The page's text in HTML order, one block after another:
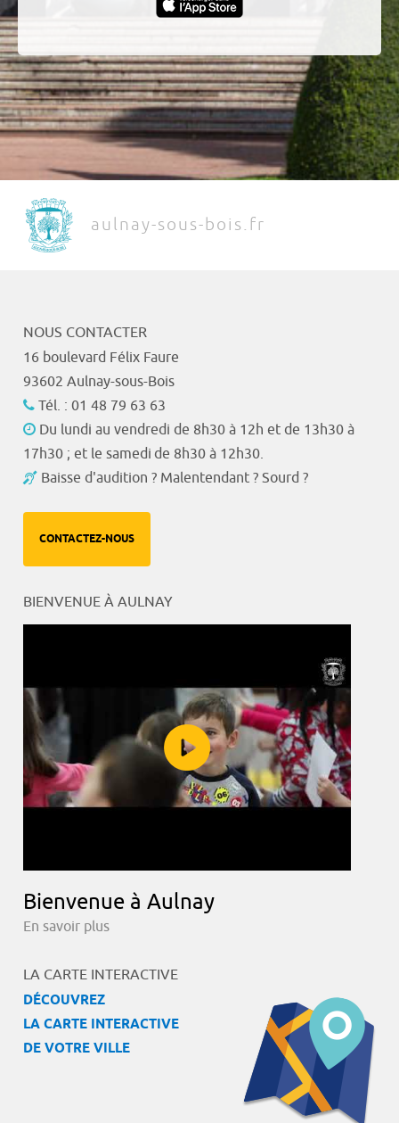
aulnay-sous-bois.fr
NOUS CONTACTER
16 boulevard Félix Faure
93602 Aulnay-sous-Bois
Tél. : 01 48 79 63 63
Du lundi au vendredi de 8h30 à 12h et de 13h30 à
17h30 ; et le samedi de 8h30 à 12h30.
Baisse d'audition ? Malentendant ? Sourd ?
CONTACTEZ-NOUS
BIENVENUE À AULNAY
Bienvenue à Aulnay
En savoir plus
LA CARTE INTERACTIVE
DÉCOUVREZ
LA CARTE INTERACTIVE
DE VOTRE VILLE